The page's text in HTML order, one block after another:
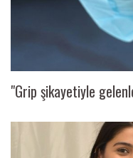
"Grip şikayetiyle